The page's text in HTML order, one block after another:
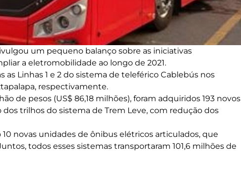
um pequeno balanço sobre as iniciativas
a eletromobilidade ao longo de 2021.
as Linhas 1 e 2 do sistema de teleférico Cablebús nos
respectivamente.
de pesos (US$ 86,18 milhões), foram adquiridos 193 novos
trilhos do sistema de Trem Leve, com redução dos
novas unidades de ônibus elétricos articulados, que
todos esses sistemas transportaram 101,6 milhões de